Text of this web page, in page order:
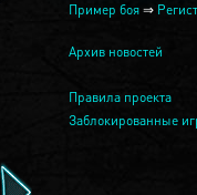
Пример боя ⇒
Архив новостей
Правила проекта
Заблокированные